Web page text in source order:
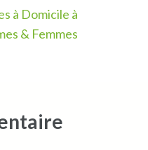
à Domicile à
& Femmes